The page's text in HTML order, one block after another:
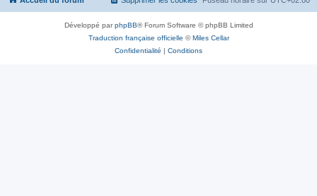
Développé parphpBB® Forum Software © phpBB Limited
Traduction française officielle ©Miles Cellar
Confidentialité | Conditions